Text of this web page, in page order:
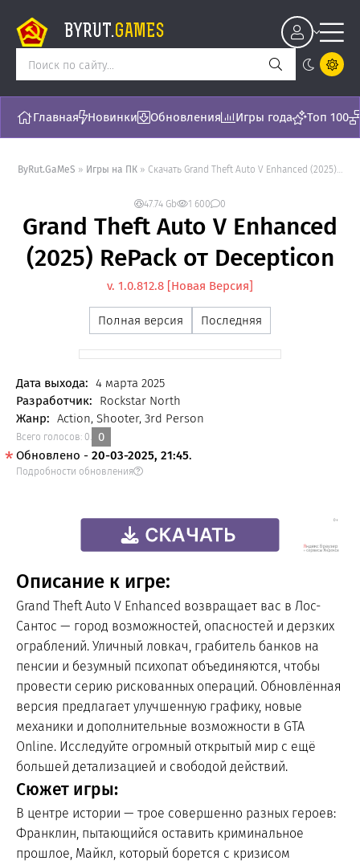
BYRUT.GAMES
Главная Новинки Обновления Игры года Топ 100
ByRut.GaMeS » Игры на ПК » Скачать Grand Theft Auto V Enhanced (2025) RePack от Decepticon - торрент последняя версия [v. 1.0.812.8]
47.74 Gb 1 600 0
Grand Theft Auto V Enhanced
(2025) RePack от Decepticon
v. 1.0.812.8 [Новая Версия]
Полная версия Последняя
Дата выхода: 4 марта 2025
Разработчик:
Rockstar North
Жанр: Action, Shooter, 3rd Person
Всего голосов: 0.
0
Обновлено - 20-03-2025, 21:45.
Подробности обновления
Описание к игре:
Grand Theft Auto V Enhanced возвращает вас в Лос-
Сантос — город возможностей, опасностей и дерзких
ограблений. Уличный ловкач, грабитель банков на
пенсии и безумный психопат объединяются, чтобы
провести серию рискованных операций. Обновлённая
версия предлагает улучшенную графику, новые
механики и дополнительные возможности в GTA
Online. Исследуйте огромный открытый мир с ещё
большей детализацией и свободой действий.
Сюжет игры:
В центре истории — трое совершенно разных героев:
Франклин, пытающийся оставить криминальное
прошлое, Майкл, который борется с кризисом